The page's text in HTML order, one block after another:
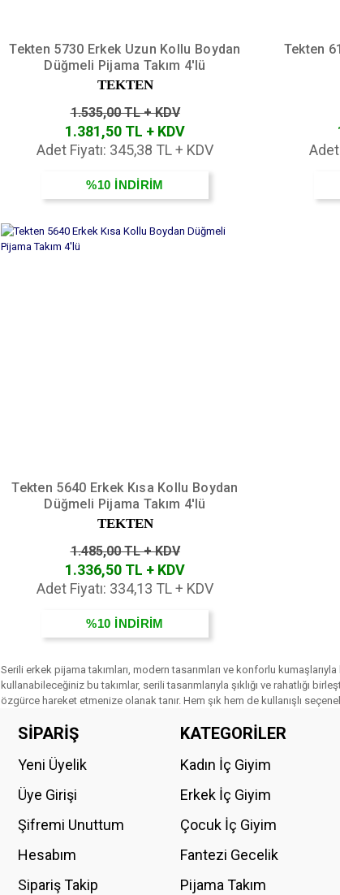
Tekten 5730 Erkek Uzun Kollu Boydan
Düğmeli Pijama Takım 4'lü
TEKTEN
1.535,00 TL + KDV
1.381,50 TL + KDV
Adet Fiyatı: 345,38 TL + KDV
%10 İNDİRİM
Tekten
Adet
Tekten 5640 Erkek Kısa Kollu Boydan
Düğmeli Pijama Takım 4'lü
TEKTEN
1.485,00 TL + KDV
1.336,50 TL + KDV
Adet Fiyatı: 334,13 TL + KDV
%10 İNDİRİM
Serili erkek pijama takımları, modern tasarımları ve konforlu
kullanabileceğiniz bu takımlar, serili tasarımlarıyla şıklığı ve rahatlığı
özgürce hareket etmenize olanak tanır. Hem şık hem de kullanışlı
SİPARİŞ
Yeni Üyelik
Üye Girişi
Şifremi Unuttum
Hesabım
Sipariş Takip
KATEGORİLER
Kadın İç Giyim
Erkek İç Giyim
Çocuk İç Giyim
Fantezi Gecelik
Pijama Takım